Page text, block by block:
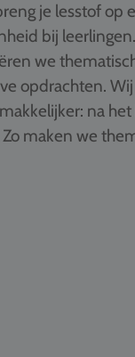
je lesstof op
bij
we
opdrachten.
na
maken we